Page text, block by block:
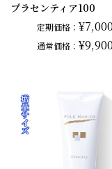
プラセンティア100
定期価格：¥7,000
通常価格：¥9,900